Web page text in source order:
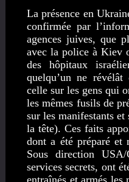
La présence en
confirmée par
agences juives, que
avec la police à Kiev
des hôpitaux
quelqu’un ne révélât
celle sur les gens qui
les mêmes fusils de
sur les manifestants
la tête). Ces faits
dont a été préparé et
Sous direction
services secrets, ont
entraînés et armés